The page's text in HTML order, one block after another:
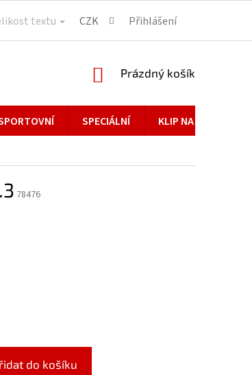
textu CZK Přihlášení
NÁKUPNÍ
Prázdný košík
SPECIÁLNÍ KLIP NA BRÝLE
78476
do košíku